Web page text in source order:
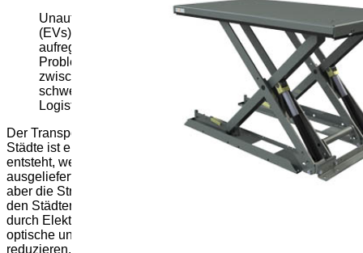
Unauffällige kleine elektrische Lieferfahrzeuge
(EVs) wühlen das Logistikgeschäft als Teil einer
aufregenden neuen Lösung für das Last-Mile-
Problem auf. Sie sind das letzte Bindeglied
zwischen den Kunden und den Mega-Lagern und
schweren Lkw, die das Rückgrat der modernen
Logistik bilden.
Der Transport großer Ladungen von Regionallagern in die
Städte ist ein bekannter Prozess. Das Last-Mile-Problem
entsteht, wenn die Bestellungen dann an einzelne Kunden
ausgeliefert werden. Die Entfernungen mögen kurz sein,
aber die Straßen sind eng und verstopft. Und der Druck in
den Städten wächst, nicht nur die Fahrzeugemissionen
durch Elektrifizierung zu reduzieren, sondern auch die
optische und akustische Wirkung der Lieferfahrzeuge zu
reduzieren.